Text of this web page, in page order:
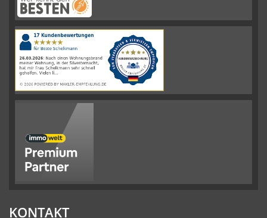
Schelkmann
Immobilienhat
|110Schelkmann
ImmobilienBewertungen
auf
werkenntdenBESTEN.de
KONTAKT